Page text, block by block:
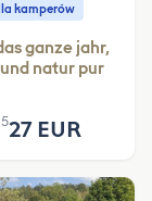
kamperów
ganze jahr,
natur pur
527 EUR